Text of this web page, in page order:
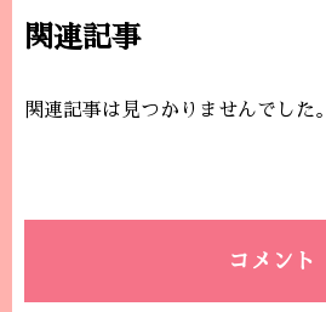
関連記事
関連記事は見つかりませんでした。
コメント